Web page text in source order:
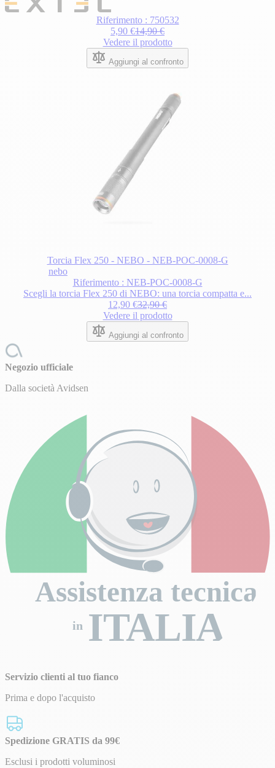
Riferimento : 750532
5,90 €14,90 €
Vedere il prodotto
Aggiungi al confronto
Torcia Flex 250 - NEBO - NEB-POC-0008-G
nebo
Riferimento : NEB-POC-0008-G
Scegli la torcia Flex 250 di NEBO: una torcia compatta e...
12,90 €32,90 €
Vedere il prodotto
Aggiungi al confronto
Negozio ufficiale
Dalla società Avidsen
Assistenza tecnica
ITALIA
in
Servizio clienti al tuo fianco
Prima e dopo l'acquisto
Spedizione GRATIS da 99€
Esclusi i prodotti voluminosi